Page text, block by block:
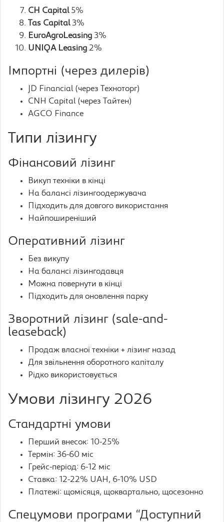
СН Capital5%
Tas Capital3%
EuroAgroLeasing 3%
UNIQA Leasing 2%
Імпортні (через дилерів)
JD Financial (через Техноторг)
CNH Capital (через Тайтен)
AGCO Finance
Типи лізингу
Фінансовий лізинг
Викуп техніки в кінці
На балансі лізингоодержувача
Підходить для довгого використання
Найпоширеніший
Оперативний лізинг
Без викупу
На балансі лізингодавця
Можна повернути в кінці
Підходить для оновлення парку
Зворотний лізинг (sale-and-
leaseback)
Продаж власної техніки + лізинг назад
Для звільнення оборотного капіталу
Рідко використовується
Умови лізингу 2026
Стандартні умови
Перший внесок: 10-25%
Термін: 36-60 міс
Грейс-період: 6-12 міс
Ставка: 12-22% UAH, 6-10% USD
Платежі: щомісяця, щоквартально, щосезонно
Спецумови програми “Доступний